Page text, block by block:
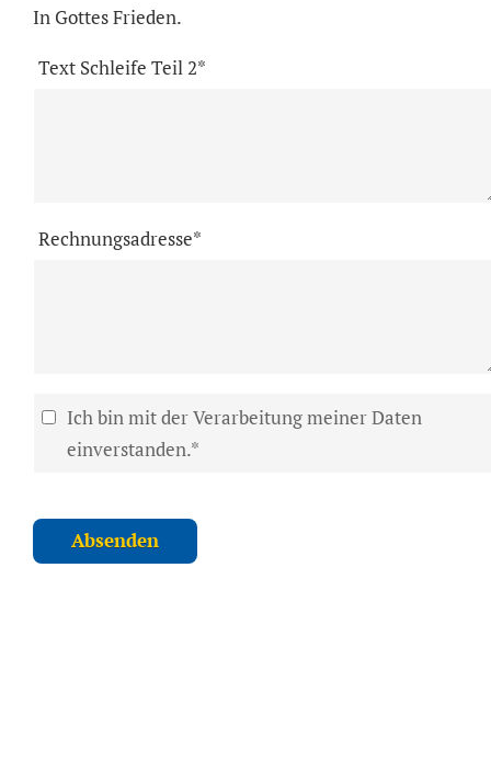
In Gottes Frieden.
Text Schleife Teil 2*
Rechnungsadresse*
Ich bin mit der Verarbeitung meiner Daten
einverstanden.*
Absenden